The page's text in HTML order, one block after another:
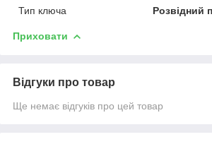
Тип ключа
Розвідний
Приховати
Відгуки про товар
Ще немає відгуків про цей товар